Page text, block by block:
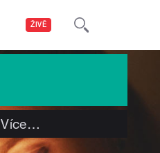
ŽIVĚ
Více…